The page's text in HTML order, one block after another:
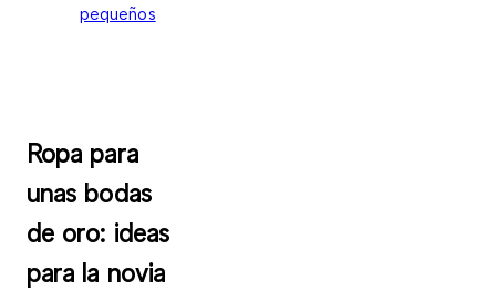
pequeños
Ropa para
unas bodas
de oro: ideas
para la novia